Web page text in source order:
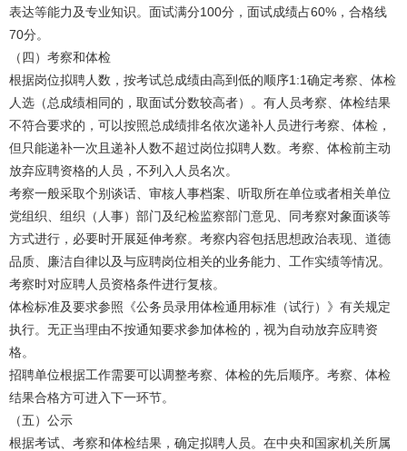
表达等能力及专业知识。面试满分100分，面试成绩占60%，合格线
70分。
（四）考察和体检
根据岗位拟聘人数，按考试总成绩由高到低的顺序1:1确定考察、体检
人选（总成绩相同的，取面试分数较高者）。有人员考察、体检结果
不符合要求的，可以按照总成绩排名依次递补人员进行考察、体检，
但只能递补一次且递补人数不超过岗位拟聘人数。考察、体检前主动
放弃应聘资格的人员，不列入人员名次。
考察一般采取个别谈话、审核人事档案、听取所在单位或者相关单位
党组织、组织（人事）部门及纪检监察部门意见、同考察对象面谈等
方式进行，必要时开展延伸考察。考察内容包括思想政治表现、道德
品质、廉洁自律以及与应聘岗位相关的业务能力、工作实绩等情况。
考察时对应聘人员资格条件进行复核。
体检标准及要求参照《公务员录用体检通用标准（试行）》有关规定
执行。无正当理由不按通知要求参加体检的，视为自动放弃应聘资
格。
招聘单位根据工作需要可以调整考察、体检的先后顺序。考察、体检
结果合格方可进入下一环节。
（五）公示
根据考试、考察和体检结果，确定拟聘人员。在中央和国家机关所属